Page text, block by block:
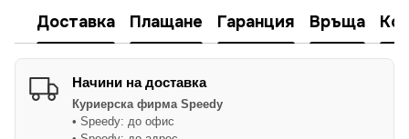
Доставка Плащане Гаранция Връща
Начини на доставка
Куриерска фирма Speedy
• Speedy: до офис